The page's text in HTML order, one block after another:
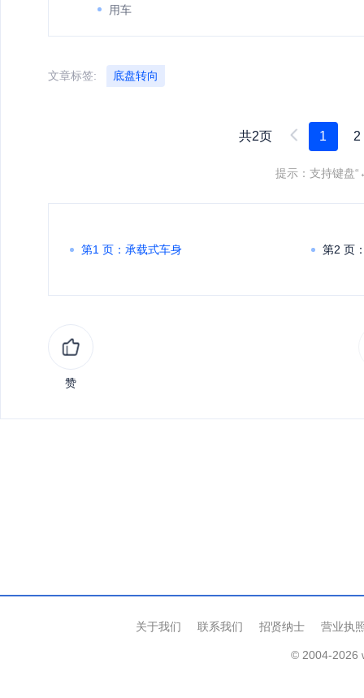
用车
文章标签: 底盘转向
共2页 1 2
提示：支持键盘
第1 页：承载式车身 第2 页
赞
关于我们 联系我们 招贤纳士 营业执
© 2004-2026